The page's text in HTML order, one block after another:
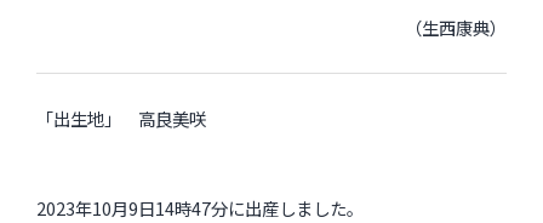
（生西康典）
「出生地」 高良美咲
2023年10月9日14時47分に出産しました。